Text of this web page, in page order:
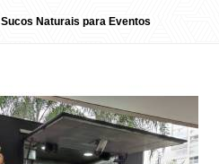
Sucos Naturais para Eventos